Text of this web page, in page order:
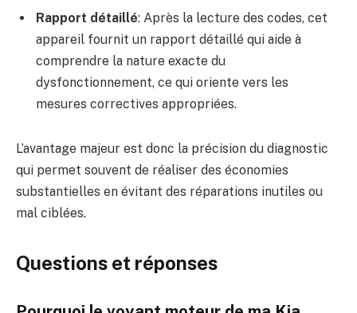
Rapport détaillé: Après la lecture des codes, cet
appareil fournit un rapport détaillé qui aide à
comprendre la nature exacte du
dysfonctionnement, ce qui oriente vers les
mesures correctives appropriées.
L’avantage majeur est donc la précision du diagnostic
qui permet souvent de réaliser des économies
substantielles en évitant des réparations inutiles ou
mal ciblées.
Questions et réponses